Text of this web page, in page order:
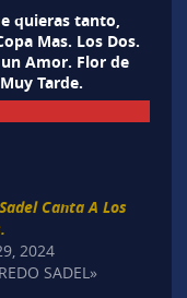
quieras tanto,
Mas. Los Dos.
Amor. Flor de
Tarde.
Canta A Los
2024
SADEL»